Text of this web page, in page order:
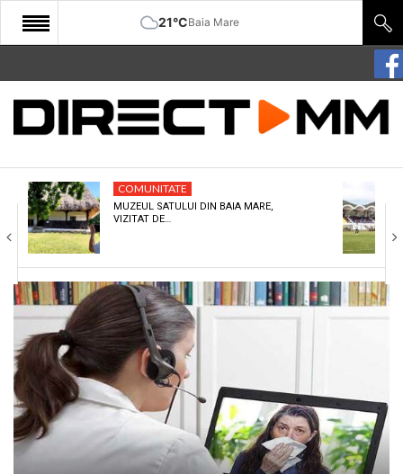
21°CBaia Mare
START
COMUNITATE
CULTURA
ECONOMIE
SANATATE
SPORT
SPECIAL
POLITIC
LIFE
COMUNITATE
MUZEUL SATULUI DIN BAIA MARE,
VIZITAT DE…